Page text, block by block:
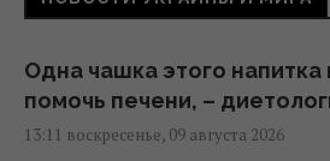
Одна чашка этого
помочь печени, –
13:11 воскресенье, 09 августа 2026